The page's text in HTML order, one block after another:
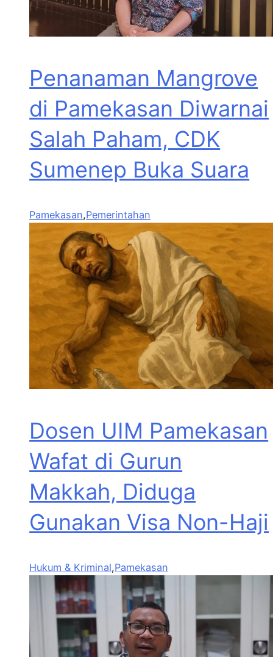
Penanaman Mangrove
di Pamekasan Diwarnai
Salah Paham, CDK
Sumenep Buka Suara
Pamekasan,Pemerintahan
Dosen UIM Pamekasan
Wafat di Gurun
Makkah, Diduga
Gunakan Visa Non-Haji
Hukum & Kriminal,Pamekasan